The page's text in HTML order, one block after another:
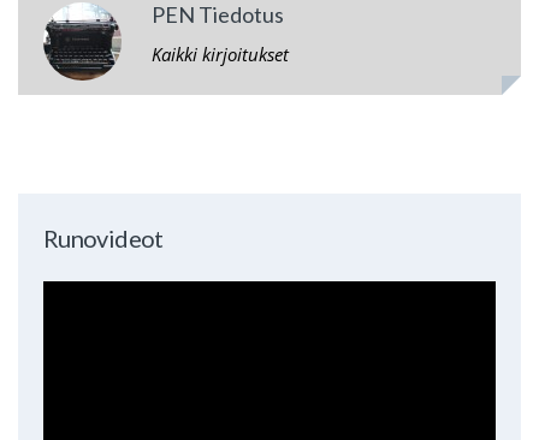
PEN Tiedotus
Kaikki kirjoitukset
Runovideot